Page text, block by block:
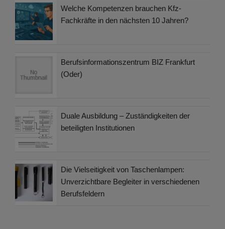
Welche Kompetenzen brauchen Kfz-
Fachkräfte in den nächsten 10 Jahren?
Berufsinformationszentrum BIZ Frankfurt
(Oder)
Duale Ausbildung – Zuständigkeiten der
beteiligten Institutionen
Die Vielseitigkeit von Taschenlampen:
Unverzichtbare Begleiter in verschiedenen
Berufsfeldern